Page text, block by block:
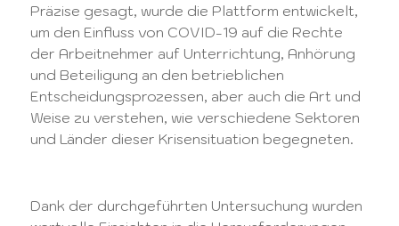
Präzise gesagt, wurde die Plattform entwickelt,
um den Einfluss von COVID-19 auf die Rechte
der Arbeitnehmer auf Unterrichtung, Anhörung
und Beteiligung an den betrieblichen
Entscheidungsprozessen, aber auch die Art und
Weise zu verstehen, wie verschiedene Sektoren
und Länder dieser Krisensituation begegneten.
Dank der durchgeführten Untersuchung wurden